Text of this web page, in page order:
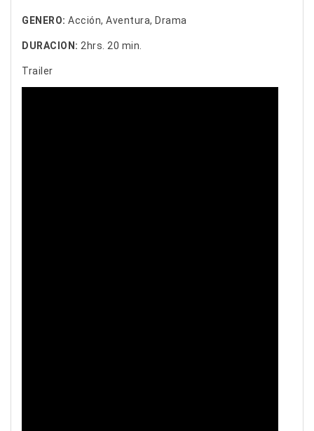
GENERO: Acción, Aventura, Drama
DURACION: 2hrs. 20 min.
Trailer